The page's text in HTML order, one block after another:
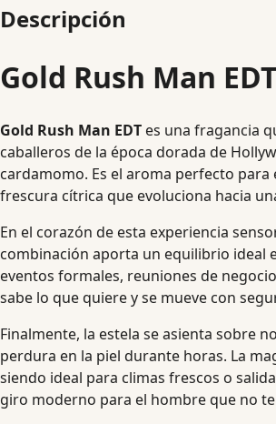
Descripción
Gold Rush Man EDT
Gold Rush Man EDT es una fragancia
caballeros de la época dorada de
cardamomo. Es el aroma perfecto
frescura cítrica que evoluciona hacia
En el corazón de esta experiencia
combinación aporta un equilibrio ideal
eventos formales, reuniones de
sabe lo que quiere y se mueve con
Finalmente, la estela se asienta sobre
perdura en la piel durante horas. La
siendo ideal para climas frescos o
giro moderno para el hombre que no